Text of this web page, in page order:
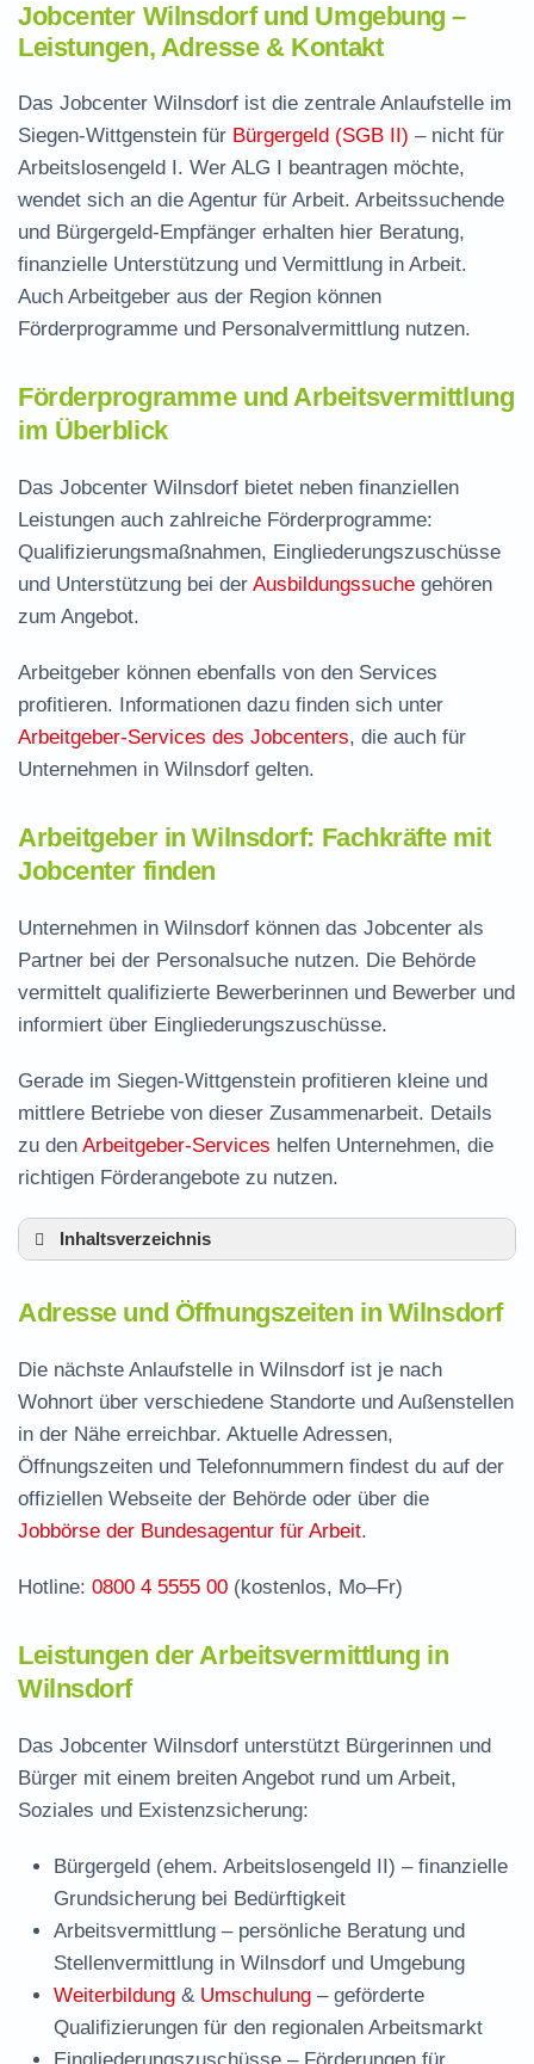
Jobcenter Wilnsdorf und Umgebung –
Leistungen, Adresse & Kontakt
Das Jobcenter Wilnsdorf ist die zentrale Anlaufstelle im
Siegen-Wittgenstein für Bürgergeld (SGB II) – nicht für
Arbeitslosengeld I. Wer ALG I beantragen möchte,
wendet sich an die Agentur für Arbeit. Arbeitssuchende
und Bürgergeld-Empfänger erhalten hier Beratung,
finanzielle Unterstützung und Vermittlung in Arbeit.
Auch Arbeitgeber aus der Region können
Förderprogramme und Personalvermittlung nutzen.
Förderprogramme und Arbeitsvermittlung
im Überblick
Das Jobcenter Wilnsdorf bietet neben finanziellen
Leistungen auch zahlreiche Förderprogramme:
Qualifizierungsmaßnahmen, Eingliederungszuschüsse
und Unterstützung bei der Ausbildungssuche gehören
zum Angebot.
Arbeitgeber können ebenfalls von den Services
profitieren. Informationen dazu finden sich unter
Arbeitgeber-Services des Jobcenters, die auch für
Unternehmen in Wilnsdorf gelten.
Arbeitgeber in Wilnsdorf: Fachkräfte mit
Jobcenter finden
Unternehmen in Wilnsdorf können das Jobcenter als
Partner bei der Personalsuche nutzen. Die Behörde
vermittelt qualifizierte Bewerberinnen und Bewerber und
informiert über Eingliederungszuschüsse.
Gerade im Siegen-Wittgenstein profitieren kleine und
mittlere Betriebe von dieser Zusammenarbeit. Details
zu den Arbeitgeber-Services helfen Unternehmen, die
richtigen Förderangebote zu nutzen.
Inhaltsverzeichnis
Leistungen der Arbeitsvermittlung in Wilnsdorf
Termin vereinbaren und Bürgergeld beantragen
Jobcenter Siegen-Wittgenstein – zuständige
Stelle
Stellenangebote und Jobbörse in Wilnsdorf
Häufige Fragen rund ums Jobcenter
Adresse und Öffnungszeiten in Wilnsdorf
Die nächste Anlaufstelle in Wilnsdorf ist je nach
Wohnort über verschiedene Standorte und Außenstellen
in der Nähe erreichbar. Aktuelle Adressen,
Öffnungszeiten und Telefonnummern findest du auf der
offiziellen Webseite der Behörde oder über die
Jobbörse der Bundesagentur für Arbeit.
Hotline: 0800 4 5555 00 (kostenlos, Mo–Fr)
Leistungen der Arbeitsvermittlung in
Wilnsdorf
Das Jobcenter Wilnsdorf unterstützt Bürgerinnen und
Bürger mit einem breiten Angebot rund um Arbeit,
Soziales und Existenzsicherung:
Bürgergeld (ehem. Arbeitslosengeld II) – finanzielle
Grundsicherung bei Bedürftigkeit
Arbeitsvermittlung – persönliche Beratung und
Stellenvermittlung in Wilnsdorf und Umgebung
Weiterbildung & Umschulung – geförderte
Qualifizierungen für den regionalen Arbeitsmarkt